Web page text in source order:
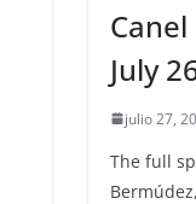
July
julio 27,
The full